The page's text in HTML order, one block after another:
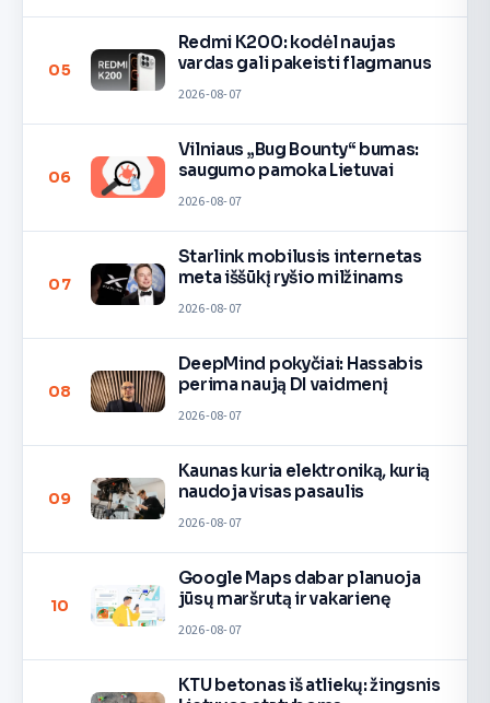
05
Redmi K200: kodėl naujas
vardas gali pakeisti flagmanus
2026-08-07
06
Vilniaus „Bug Bounty“ bumas:
saugumo pamoka Lietuvai
2026-08-07
07
Starlink mobilusis internetas
meta iššūkį ryšio milžinams
2026-08-07
08
DeepMind pokyčiai: Hassabis
perima naują DI vaidmenį
2026-08-07
09
Kaunas kuria elektroniką, kurią
naudoja visas pasaulis
2026-08-07
10
Google Maps dabar planuoja
jūsų maršrutą ir vakarienę
2026-08-07
KTU betonas iš atliekų: žingsnis